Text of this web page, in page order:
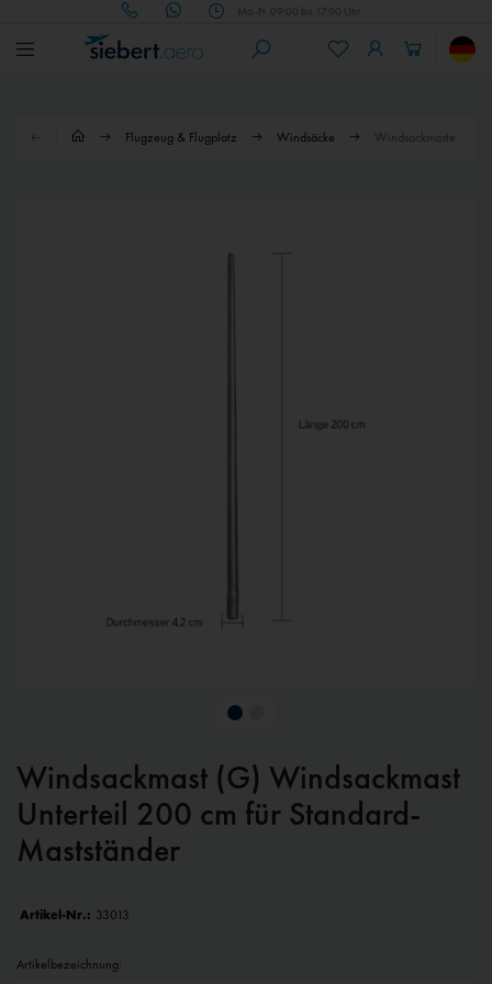
Mo.-Fr. 09:00 bis 17:00 Uhr
Flugzeug & Flugplatz Windsäcke Windsackmaste
Windsackmast (G) Windsackmast
Unterteil 200 cm für Standard-
Mastständer
Artikel-Nr.: 33013
Artikelbezeichnung: